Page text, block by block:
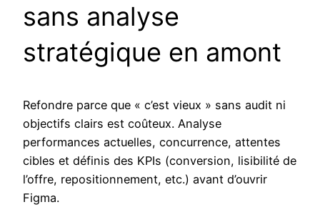
sans analyse
stratégique en amont
Refondre parce que « c’est vieux » sans audit ni
objectifs clairs est coûteux. Analyse
performances actuelles, concurrence, attentes
cibles et définis des KPIs (conversion, lisibilité de
l’offre, repositionnement, etc.) avant d’ouvrir
Figma.